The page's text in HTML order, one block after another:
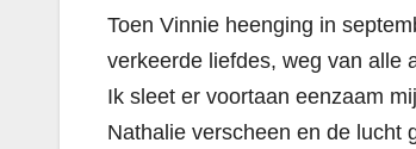
Toen Vinnie heenging in
verkeerde liefdes, weg van alle
Ik sleet er voortaan eenzaam
Nathalie verscheen en de lucht